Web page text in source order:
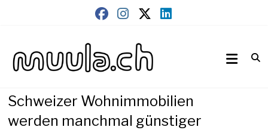
muula.ch
Schweizer Wohnimmobilien
werden manchmal günstiger